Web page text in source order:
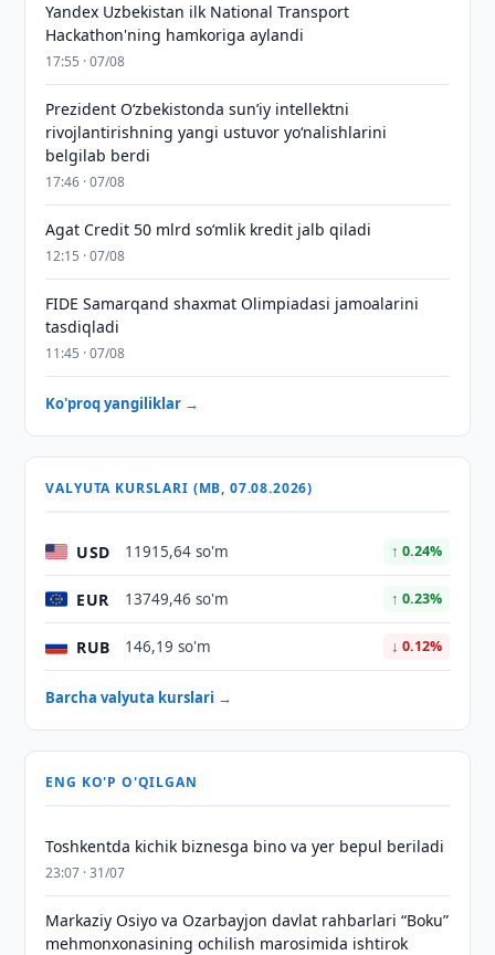
Yandex Uzbekistan ilk National Transport
Hackathon'ning hamkoriga aylandi
17:55 · 07/08
Prezident Oʻzbekistonda sunʼiy intellektni
rivojlantirishning yangi ustuvor yoʻnalishlarini
belgilab berdi
17:46 · 07/08
Agat Credit 50 mlrd so‘mlik kredit jalb qiladi
12:15 · 07/08
FIDE Samarqand shaxmat Olimpiadasi jamoalarini
tasdiqladi
11:45 · 07/08
Ko'proq yangiliklar →
VALYUTA KURSLARI (MB, 07.08.2026)
USD 11915,64 so'm ↑ 0.24%
EUR 13749,46 so'm ↑ 0.23%
RUB 146,19 so'm ↓ 0.12%
Barcha valyuta kurslari →
ENG KO'P O'QILGAN
Toshkentda kichik biznesga bino va yer bepul beriladi
23:07 · 31/07
Markaziy Osiyo va Ozarbayjon davlat rahbarlari “Boku”
mehmonxonasining ochilish marosimida ishtirok